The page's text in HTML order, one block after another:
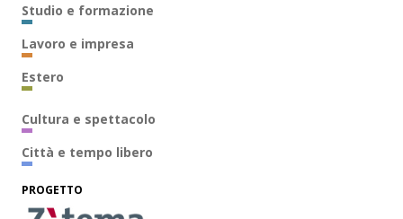
Studio e formazione
Lavoro e impresa
Estero
Cultura e spettacolo
Città e tempo libero
PROGETTO